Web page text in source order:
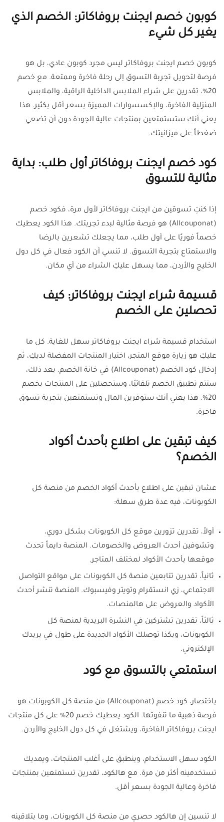
كوبون خصم ايجنت بروفاكاتر: الخصم الذي
يغير كل شيء
كوبون خصم ايجنت بروفاكاتر ليس مجرد كوبون عادي، بل هو
فرصة لتحويل تجربة التسوق إلى رحلة فاخرة وممتعة. مع خصم
20%، تقدرين على شراء الملابس الداخلية الراقية، والملابس
المنزلية الفاخرة، والإكسسوارات المميزة بسعر أقل بكثير. هذا
يعني أنك ستستمتعين بمنتجات عالية الجودة دون أن تضعي
ضغطاً على ميزانيتك.
كود خصم ايجنت بروفاكاتر أول طلب: بداية
مثالية للتسوق
إذا كنتِ تسوقين من ايجنت بروفاكاتر لأول مرة، فكود خصم
(Allcouponat) هو فرصة مثالية لبدء تجربتك. هذا الكود يعطيك
خصماً فوريًا على أول طلب، مما يجعلك تشعرين بالرضا
والاستمتاع بتجربة التسوق. لا تنسي أن الكود فعال في كل دول
الخليج والأردن، مما يسهل عليكِ الشراء من أي مكان.
قسيمة شراء ايجنت بروفاكاتر: كيف
تحصلين على الخصم
استخدام قسيمة شراء ايجنت بروفاكاتر سهل للغاية. كل ما
عليكِ هو زيارة موقع المتجر، اختيار المنتجات المفضلة لديكِ، ثم
إدخال كود الخصم (Allcouponat) في خانة الخصم. بعد ذلك،
ستتم تطبيق الخصم تلقائيًا، وستحصلين على المنتجات بخصم
20%. هذا يعني أنك ستوفرين المال وتستمتعين بتجربة تسوق
فاخرة.
كيف تبقين على اطلاع بأحدث أكواد
الخصم؟
عشان تبقين على اطلاع بأحدث أكواد الخصم من منصة كل
الكوبونات، فيه عدة طرق سهلة:
أولاً، تقدرين تزورين موقع كل الكوبونات بشكل دوري،
وتشوفين أحدث العروض والخصومات. المنصة دايماً تحدث
موقعها بأحدث الأكواد لمختلف المتاجر.
ثانياً، تقدرين تتابعين منصة كل الكوبونات على مواقع التواصل
الاجتماعي، زي انستقرام وتويتر وفيسبوك. المنصة تنشر أحدث
الأكواد والعروض على هالمنصات.
ثالثاً، تقدرين تشتركين في النشرة البريدية لمنصة كل
الكوبونات، وبكذا توصلك الأكواد الجديدة على طول في بريدك
الإلكتروني.
استمتعي بالتسوق مع كود
باختصار، كود خصم (Allcouponat) من منصة كل الكوبونات هو
فرصة ذهبية ما تنفوتها. الكود يعطيك خصم 20% على كل منتجات
ايجنت بروفاكاتر الفاخرة، ويشتغل في كل دول الخليج والأردن.
الكود سهل الاستخدام، وينطبق على أغلب المنتجات، ويمديك
تستخدمينه أكثر من مرة. مع هالكود، تقدرين تستمتعين بمنتجات
فاخرة وعالية الجودة بسعر أقل.
لا تنسين إن هالكود حصري من منصة كل الكوبونات، وما بتلاقينه